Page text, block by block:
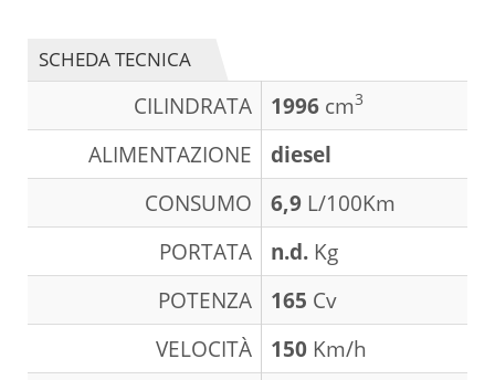
SCHEDA TECNICA
CILINDRATA 1996 cm3
ALIMENTAZIONE
diesel
CONSUMO
6,9 L/100Km
PORTATA
n.d. Kg
POTENZA
165 Cv
VELOCITÀ
150 Km/h